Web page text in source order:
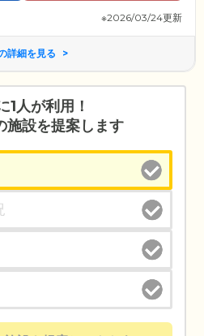
※2026/03/24更新
詳細を見る
1人が利用！
施設を提案します